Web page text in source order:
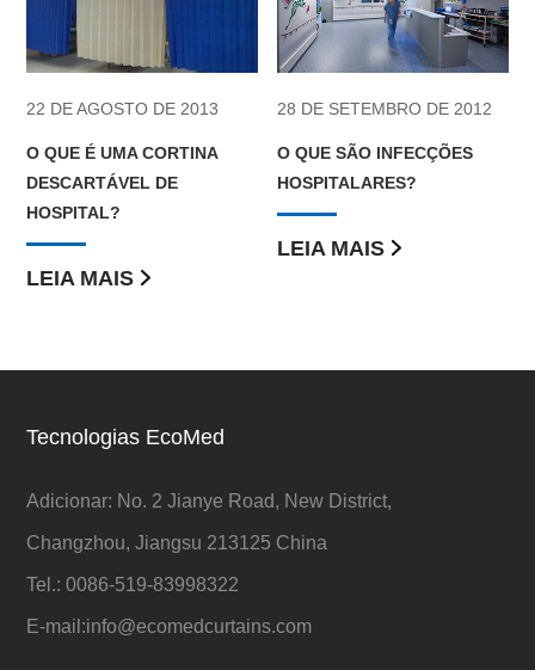
22 DE AGOSTO DE 2013
O QUE É UMA CORTINA
DESCARTÁVEL DE
HOSPITAL?
LEIA MAIS
28 DE SETEMBRO DE 2012
O QUE SÃO INFECÇÕES
HOSPITALARES?
LEIA MAIS
Tecnologias EcoMed
Adicionar: No. 2 Jianye Road, New District,
Changzhou, Jiangsu 213125 China
Tel.: 0086-519-83998322
E-mail:info@ecomedcurtains.com